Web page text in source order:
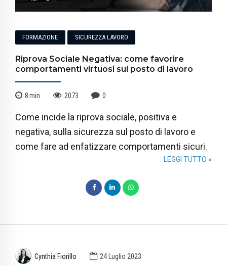
FORMAZIONE SICUREZZA LAVORO
Riprova Sociale Negativa: come favorire
comportamenti virtuosi sul posto di lavoro
8min 2073 0
Come incide la riprova sociale, positiva e
negativa, sulla sicurezza sul posto di lavoro e
come fare ad enfatizzare comportamenti sicuri.
LEGGI TUTTO »
Cynthia Fiorillo 24 Luglio 2023